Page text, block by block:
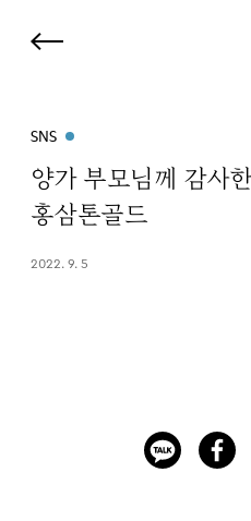
SNS
양가 부모님께 감사
홍삼톤골드
2022. 9. 5